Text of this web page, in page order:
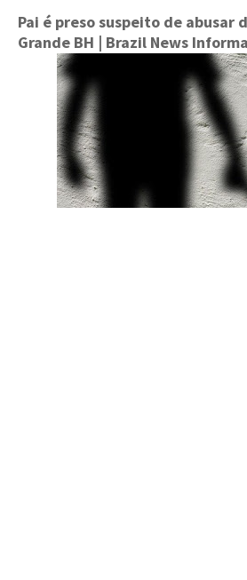
Pai é preso suspeito de abusar
Grande BH | Brazil News Informa